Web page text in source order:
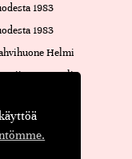
1983
1983
Helmi
Kappeli
tee